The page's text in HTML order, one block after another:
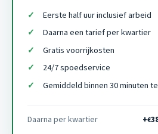
Eerste half uur inclusief arbeid
Daarna een tarief per kwartier
Gratis voorrijkosten
24/7 spoedservice
Gemiddeld binnen 30 minuten
Daarna per kwartier +€